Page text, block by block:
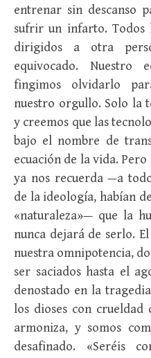
entrenar sin descanso
sufrir un infarto. Todos
dirigidos a otra
equivocado.
fingimos olvidarlo
nuestro orgullo. Solo la
y creemos que las
bajo el nombre de
ecuación de la vida.
ya nos recuerda —a
de la ideología, habían
«naturaleza»— que la
nunca dejará de serlo.
nuestra omnipotencia,
ser saciados hasta el
denostado en la
los dioses con crueldad
armoniza, y somos
desafinado. «Seréis